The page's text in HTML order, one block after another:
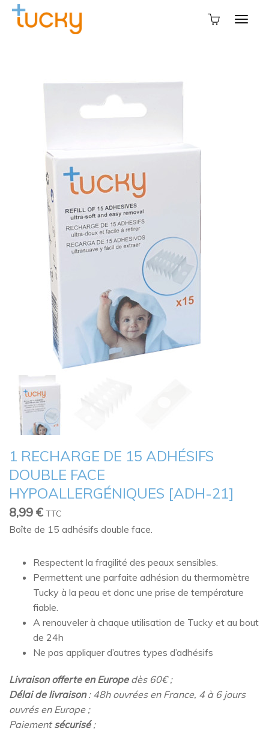
1 RECHARGE DE 15 ADHÉSIFS
DOUBLE FACE
HYPOALLERGÉNIQUES [ADH-21]
8,99 € TTC
Boîte de 15 adhésifs double face.
Respectent la fragilité des peaux sensibles.
Permettent une parfaite adhésion du thermomètre
Tucky à la peau et donc une prise de température
fiable.
A renouveler à chaque utilisation de Tucky et au bout
de 24h
Ne pas appliquer d’autres types d’adhésifs
Livraison offerte en Europedès 60€ ;
Délai de livraison: 48h ouvrées en France, 4 à 6 jours
ouvrés en Europe ;
Paiementsécurisé;